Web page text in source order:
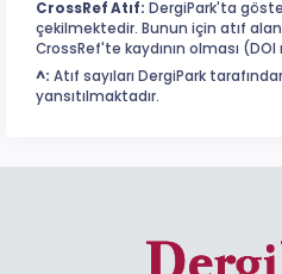
CrossRef Atıf: DergiPark'ta
çekilmektedir. Bunun için atıf
CrossRef'te kaydının olması
^: Atıf sayıları DergiPark
yansıtılmaktadır.